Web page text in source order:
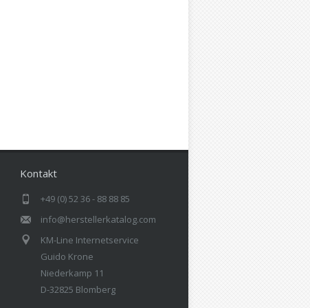
Kontakt
+49 (0) 52 36 - 88 88 85
info@herstellerkatalog.com
KM-Line Internetservice
Guido Krone
Niederkamp 11
D-32825 Blomberg